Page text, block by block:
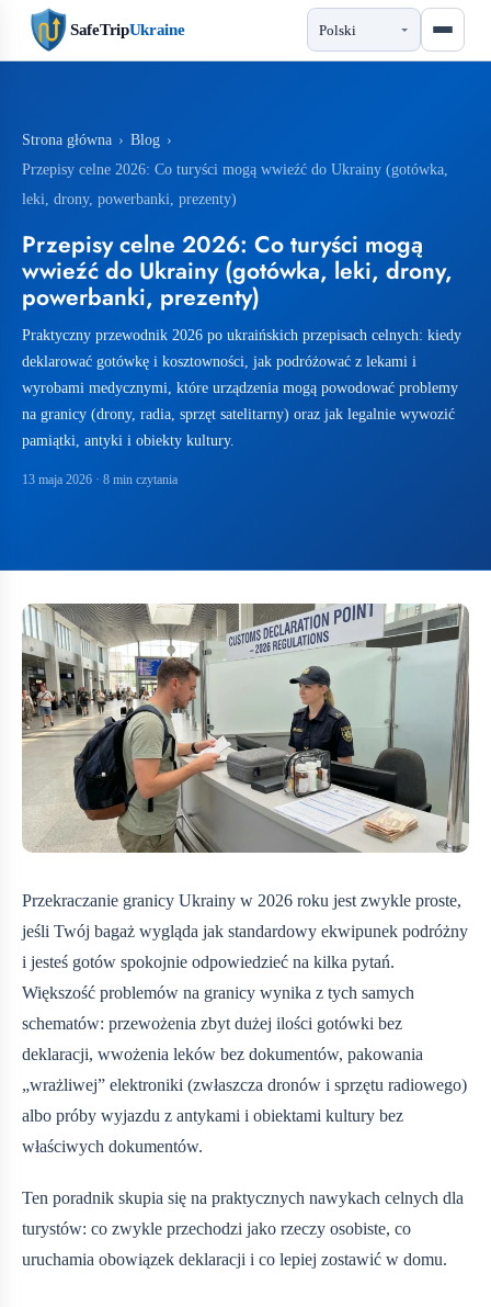
SafeTripUkraine
Strona główna › Blog ›
Przepisy celne 2026: Co turyści mogą wwieźć do Ukrainy (gotówka,
leki, drony, powerbanki, prezenty)
Przepisy celne 2026: Co turyści mogą
wwieźć do Ukrainy (gotówka, leki, drony,
powerbanki, prezenty)
Praktyczny przewodnik 2026 po ukraińskich przepisach celnych: kiedy
deklarować gotówkę i kosztowności, jak podróżować z lekami i
wyrobami medycznymi, które urządzenia mogą powodować problemy
na granicy (drony, radia, sprzęt satelitarny) oraz jak legalnie wywozić
pamiątki, antyki i obiekty kultury.
13 maja 2026 · 8 min czytania
Przekraczanie granicy Ukrainy w 2026 roku jest zwykle proste,
jeśli Twój bagaż wygląda jak standardowy ekwipunek podróżny
i jesteś gotów spokojnie odpowiedzieć na kilka pytań.
Większość problemów na granicy wynika z tych samych
schematów: przewożenia zbyt dużej ilości gotówki bez
deklaracji, wwożenia leków bez dokumentów, pakowania
„wrażliwej” elektroniki (zwłaszcza dronów i sprzętu radiowego)
albo próby wyjazdu z antykami i obiektami kultury bez
właściwych dokumentów.
Ten poradnik skupia się na praktycznych nawykach celnych dla
turystów: co zwykle przechodzi jako rzeczy osobiste, co
uruchamia obowiązek deklaracji i co lepiej zostawić w domu.